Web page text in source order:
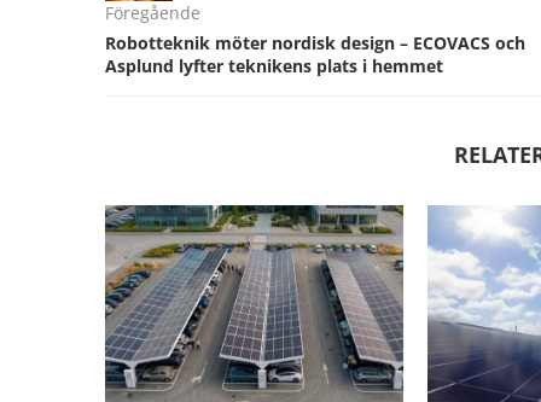
Föregående
Robotteknik möter nordisk design – ECOVACS och
Asplund lyfter teknikens plats i hemmet